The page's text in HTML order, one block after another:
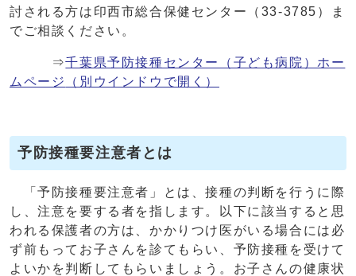
討される方は印西市総合保健センター（33-3785）ま
でご相談ください。
⇒千葉県予防接種センター（子ども病院）ホー
ムページ
（別ウインドウで開く）
予防接種要注意者とは
「予防接種要注意者」とは、接種の判断を行うに際
し、注意を要する者を指します。以下に該当すると思
われる保護者の方は、かかりつけ医がいる場合には必
ず前もってお子さんを診てもらい、予防接種を受けて
よいかを判断してもらいましょう。お子さんの健康状